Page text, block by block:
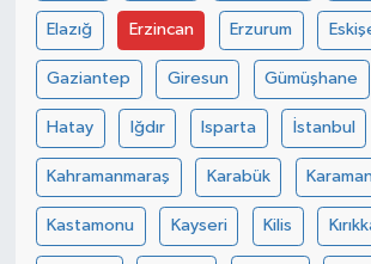
Elazığ Erzincan Erzurum
Gaziantep Giresun Gümüşhane
Hatay Iğdır Isparta İstanbul
Kahramanmaraş Karabük
Kastamonu Kayseri Kilis